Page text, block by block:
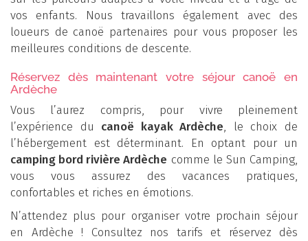
vos enfants. Nous travaillons également avec des
loueurs de canoë partenaires pour vous proposer les
meilleures conditions de descente.
Réservez dès maintenant votre séjour canoë en
Ardèche
Vous l’aurez compris, pour vivre pleinement
l’expérience du canoë kayak Ardèche, le choix de
l’hébergement est déterminant. En optant pour un
camping bord rivière Ardèche comme le Sun Camping,
vous vous assurez des vacances pratiques,
confortables et riches en émotions.
N’attendez plus pour organiser votre prochain séjour
en Ardèche ! Consultez nos tarifs et réservez dès